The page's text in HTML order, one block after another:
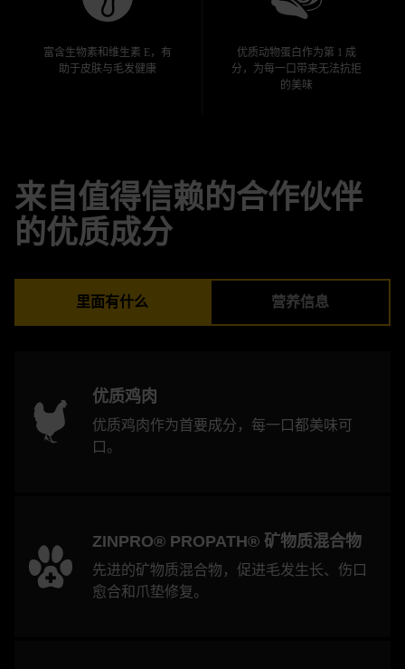
富含生物素和维生素 E，有
助于皮肤与毛发健康
优质动物蛋白作为第 1 成
分，为每一口带来无法抗拒
的美味
来自值得信赖的合作伙伴
的优质成分
里面有什么 营养信息
优质鸡肉
优质鸡肉作为首要成分，每一口都美味可
口。
ZINPRO® PROPATH® 矿物质混合物
先进的矿物质混合物，促进毛发生长、伤口
愈合和爪垫修复。